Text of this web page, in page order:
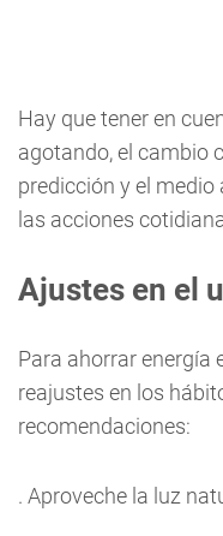
Hay que tener en
agotando, el cambio
predicción y el
las acciones
Ajustes en el
Para ahorrar energía
reajustes en los
recomendaciones:
. Aproveche la luz